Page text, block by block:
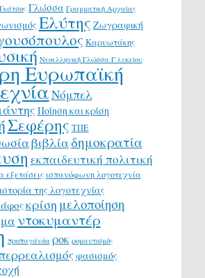
Γκάτσος Γλώσσα Γραμματική Αρχαίας
Ελύτης Ζωγραφική
Καρυωτάκης
Νεοελληνική Γλώσσα Γ λυκείου
Ευρωπαϊκή
Νόμπελ
Ποίηση και κρίση
Σεφέρης ΤΠΕ
βιβλίαδημοκρατία
εκπαιδευτική πολιτική
εξετάσεις ισπανόφωνη λογοτεχνία
ιστορία της λογοτεχνίας
κρίση μελοποίηση
ντοκυμαντέρ
προπαγάνδα ροκ ρομαντισμός
φασισμός